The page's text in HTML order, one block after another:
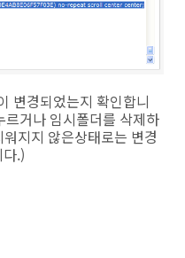
변경되었는지 확인합니
르거나 임시폴더를 삭제하
지지 않은상태로는 변경
.)